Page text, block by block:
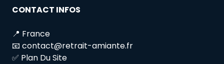
CONTACT INFOS
📍 France
📧 contact@retrait-amiante.fr
✅ Plan Du Site